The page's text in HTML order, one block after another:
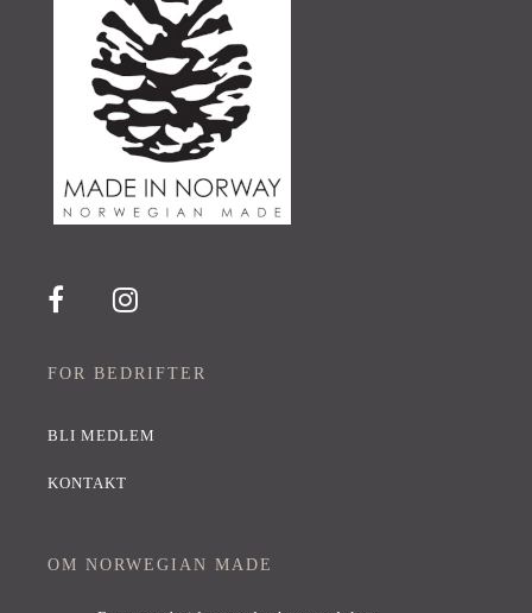
FOR BEDRIFTER
BLI MEDLEM
KONTAKT
OM NORWEGIAN MADE